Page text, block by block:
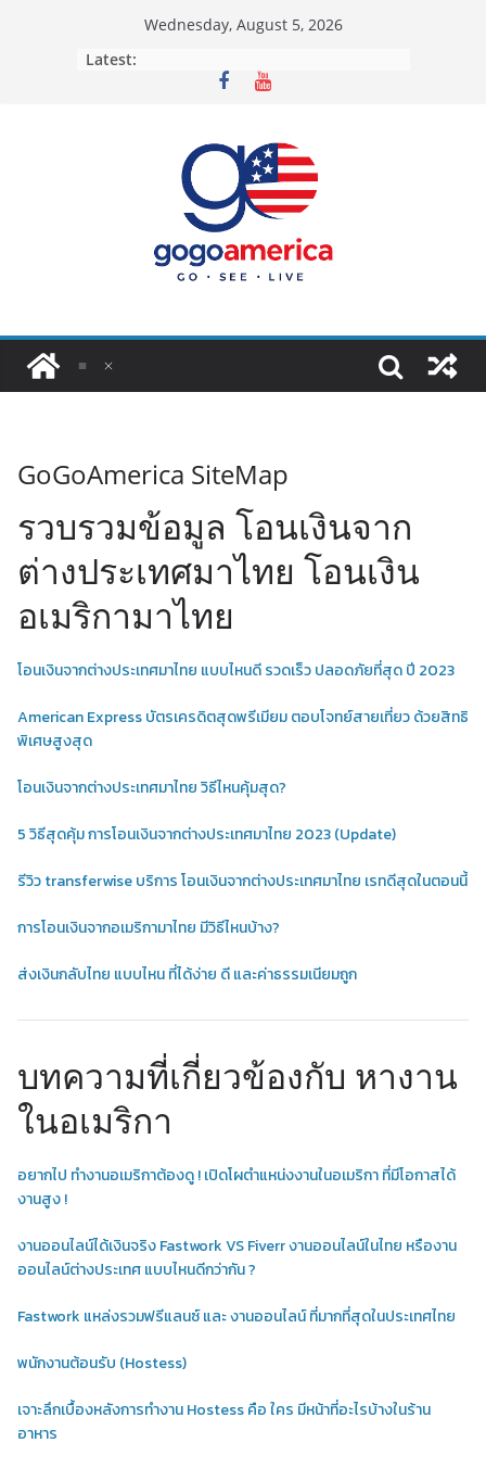
Wednesday, August 5, 2026
Latest:
GoGoAmerica SiteMap
รวบรวมข้อมูล โอนเงินจาก
ต่างประเทศมาไทย โอนเงิน
อเมริกามาไทย
โอนเงินจากต่างประเทศมาไทย แบบไหนดี รวดเร็ว ปลอดภัยที่สุด ปี 2023
American Express บัตรเครดิตสุดพรีเมียม ตอบโจทย์สายเที่ยว ด้วยสิทธิ
พิเศษสูงสุด
โอนเงินจากต่างประเทศมาไทย วิธีไหนคุ้มสุด?
5 วิธีสุดคุ้ม การโอนเงินจากต่างประเทศมาไทย 2023 (Update)
รีวิว transferwise บริการ โอนเงินจากต่างประเทศมาไทย เรทดีสุดในตอนนี้
การโอนเงินจากอเมริกามาไทย มีวิธีไหนบ้าง?
ส่งเงินกลับไทย แบบไหน ที่ได้ง่าย ดี และค่าธรรมเนียมถูก
บทความที่เกี่ยวข้องกับ หางาน
ในอเมริกา
อยากไป ทำงานอเมริกาต้องดู ! เปิดโผตำแหน่งงานในอเมริกา ที่มีโอกาสได้
งานสูง !
งานออนไลน์ได้เงินจริง Fastwork VS Fiverr งานออนไลน์ในไทย หรืองาน
ออนไลน์ต่างประเทศ แบบไหนดีกว่ากัน ?
Fastwork แหล่งรวมฟรีแลนซ์ และ งานออนไลน์ ที่มากที่สุดในประเทศไทย
พนักงานต้อนรับ (Hostess)
เจาะลึกเบื้องหลังการทำงาน Hostess คือ ใคร มีหน้าที่อะไรบ้างในร้าน
อาหาร